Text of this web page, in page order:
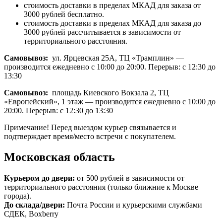
стоимость доставки в пределах МКАД для заказа от
3000 рублей бесплатно.
стоимость доставки в пределах МКАД для заказа до
3000 рублей рассчитывается в зависимости от
территориального расстояния.
Самовывоз: ул. Ярцевская 25А, ТЦ «Трамплин» —
производится ежедневно с 10:00 до 20:00. Перерыв: с 12:30 до
13:30
Самовывоз: площадь Киевского Вокзала 2, ТЦ
«Европейский», 1 этаж — производится ежедневно с 10:00 до
20:00. Перерыв: с 12:30 до 13:30
Примечание! Перед выездом курьер связывается и
подтверждает время/место встречи с покупателем.
Московская область
Курьером до двери: от 500 рублей в зависимости от
территориального расстояния (только ближние к Москве
города).
До склада/двери: Почта России и курьерскими службами
СДЕК, Boxberry